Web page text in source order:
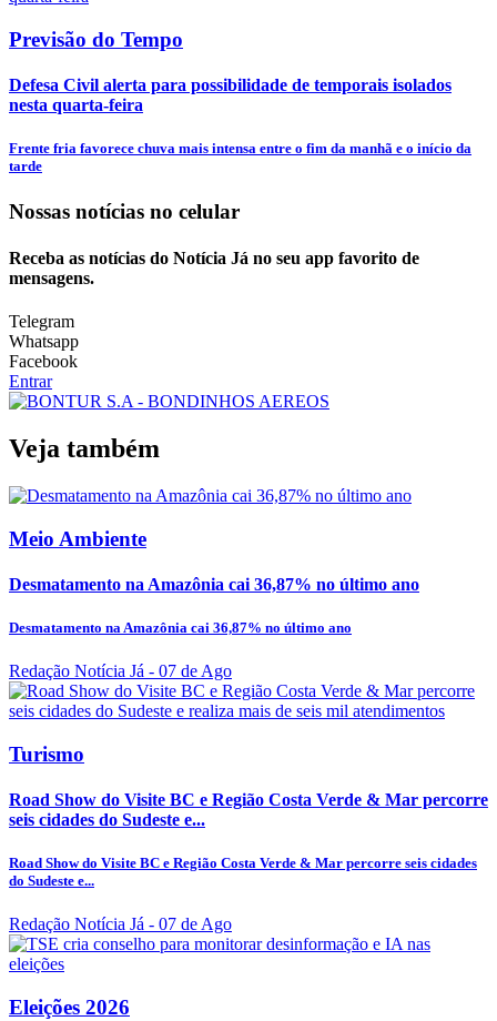
Previsão do Tempo
Defesa Civil alerta para possibilidade de temporais isolados
nesta quarta-feira
Frente fria favorece chuva mais intensa entre o fim da manhã e o início da
tarde
Nossas notícias no celular
Receba as notícias do Notícia Já no seu app favorito de
mensagens.
Telegram
Whatsapp
Facebook
Entrar
Veja também
Meio Ambiente
Desmatamento na Amazônia cai 36,87% no último ano
Desmatamento na Amazônia cai 36,87% no último ano
Redação Notícia Já - 07 de Ago
Turismo
Road Show do Visite BC e Região Costa Verde & Mar percorre
seis cidades do Sudeste e...
Road Show do Visite BC e Região Costa Verde & Mar percorre seis cidades
do Sudeste e...
Redação Notícia Já - 07 de Ago
Eleições 2026